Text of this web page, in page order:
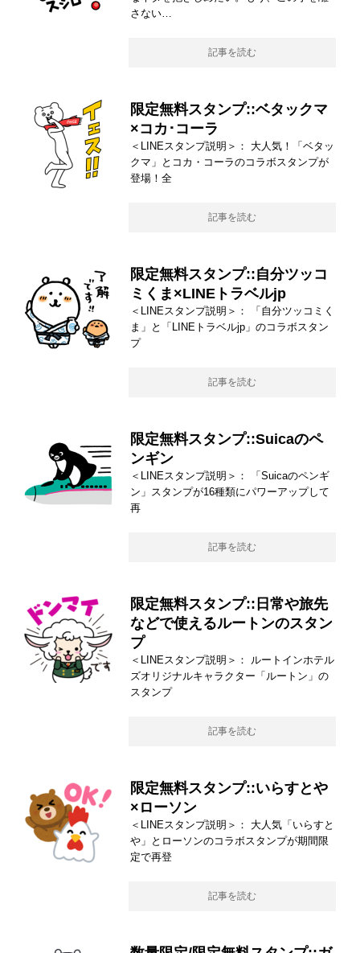
さない…
記事を読む
限定無料スタンプ::ベタックマ
×コカ･コーラ
＜LINEスタンプ説明＞： 大人気！「ベタッ
クマ」とコカ・コーラのコラボスタンプが
登場！全
記事を読む
限定無料スタンプ::自分ツッコ
ミくま×LINEトラベルjp
＜LINEスタンプ説明＞： 「自分ツッコミく
ま」と「LINEトラベルjp」のコラボスタン
プ
記事を読む
限定無料スタンプ::Suicaのペ
ンギン
＜LINEスタンプ説明＞： 「Suicaのペンギ
ン」スタンプが16種類にパワーアップして
再
記事を読む
限定無料スタンプ::日常や旅先
などで使えるルートンのスタン
プ
＜LINEスタンプ説明＞： ルートインホテル
ズオリジナルキャラクター「ルートン」の
スタンプ
記事を読む
限定無料スタンプ::いらすとや
×ローソン
＜LINEスタンプ説明＞： 大人気「いらすと
や」とローソンのコラボスタンプが期間限
定で再登
記事を読む